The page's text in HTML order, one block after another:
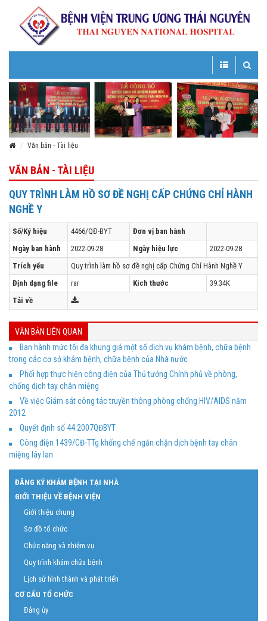
Toggle
Toggle
navigation
Văn bản - Tài liệu
VĂN BẢN - TÀI LIỆU
QUY TRÌNH LÀM HỒ SƠ ĐỀ NGHỊ CẤP CHỨNG CHỈ HÀNH
NGHỀ Y
Số/Ký hiệu 4466/QĐ-BYT
Đơn vị ban hành
Ngày ban hành
2022-09-28 Ngày hiệu lực
2022-09-28
Trích yếu
Quy trình làm hồ sơ đề nghị cấp Chứng Chỉ Hành Nghề Y
Định dạng file
rar Kích thước
39.34K
Tải về
VĂN BẢN LIÊN QUAN
Ban hành mức tối đa khung giá một số dịch vụ khám bệnh, chữa bệnh
trong các cơ sở khám bệnh, chữa bệnh của Nhà nước
Phối hợp thực hiện công điện của Thủ tướng Chính phủ về phòng,
chống dịch tay chân miệng
Về việc Giám sát công tác truyền thông phòng chống HIV/AIDS năm
2012
Quyết định số 44.2007QĐBYT
Công điện 1439/CĐ-TTg khống chế ngăn chặn dịch bệnh tay chân
miệng lây lan
ĐĂNG KÝ KHÁM BỆNH TẠI NHÀ
GIỚI THIỆU VỀ BỆNH VIỆN
Giới thiệu chung
Sơ đồ tổ chức
Chức năng và nhiệm vụ
Quy trình khám chữa bệnh
Lịch sử hình thành và phát triển
CƠ CẤU TỔ CHỨC
Đảng ủy